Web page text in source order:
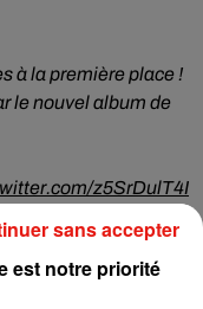
à la première place !
le nouvel album de
z5SrDulT4I
à partager un joli
est notre priorité
sans accepter